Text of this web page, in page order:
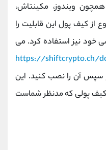
ویندوز، مکینتاش،
از کیف پول این قابلیت را
خود نیز استفاده کرد. می
https://shiftcrypto.ch/
سپس آن را نصب کنید. این
کیف پولی که مدنظر شماست